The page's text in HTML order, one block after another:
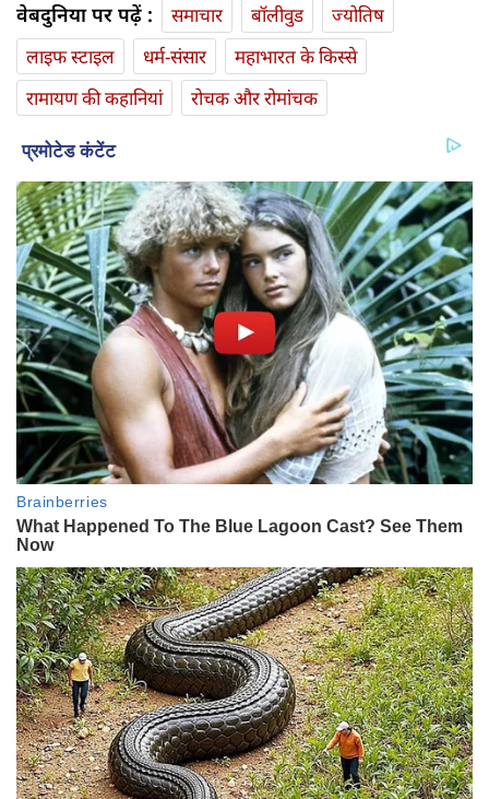
वेबदुनिया पर पढ़ें : समाचार बॉलीवुड
ज्योतिष
लाइफ स्‍टाइल
धर्म-संसार
महाभारत के किस्से
रामायण की कहानियां
रोचक और रोमांचक